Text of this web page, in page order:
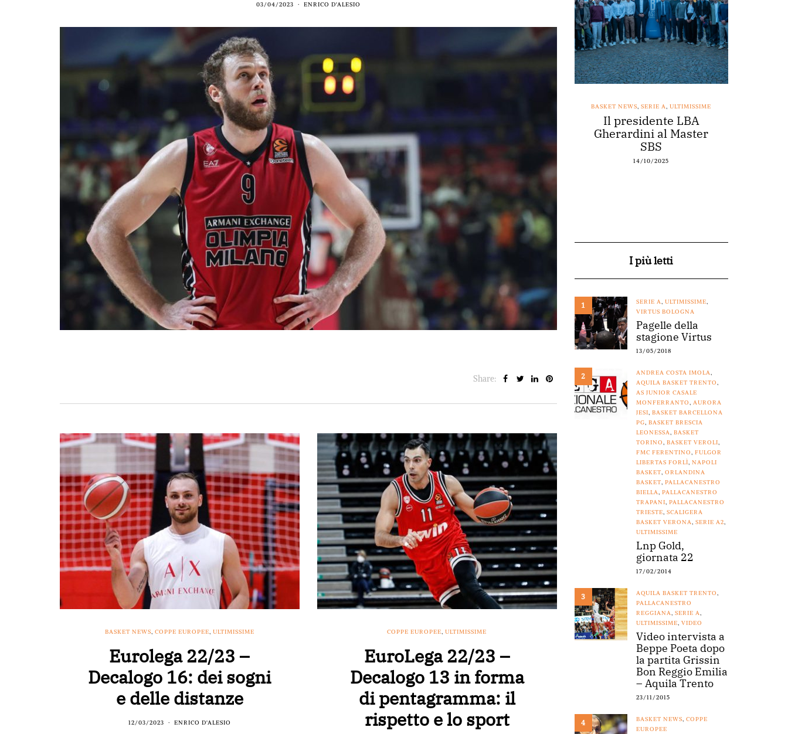
03/04/2023 ENRICO D'ALESIO
Share:
BASKET NEWS, COPPE EUROPEE, ULTIMISSIME
Eurolega 22/23 –
Decalogo 16: dei sogni
e delle distanze
12/03/2023 ENRICO D'ALESIO
COPPE EUROPEE,ULTIMISSIME
EuroLega 22/23 –
Decalogo 13 in forma
di pentagramma: il
rispetto e lo sport
BENEDETTO XIV CENTO,
BERGAMO BASKET 2014,FORLÌ
PALLACANESTRO 2.015
FORTITUDO BOLOGNA ,
NEW BASKET BRINDISI, PISTOIA BASKET
ROSETO
SCAFATI BASKET 1969,SCALIGERA
BASKET VERONA, SCANDONE AVELLINO,SERIE
,URANIA MILANO, VUELLE PESARO
Serie A2, le protagoniste
della stagione 2025-26
08/08/2025
Valencia arriva «The
Eye»
14/07/2025
Piazza Paci a canestro
con un’opera d’arte a
cielo aperto
17/06/2026
BASKET NEWS,SERIE A,ULTIMISSIME
Il presidente LBA
Gherardini al Master
SBS
14/10/2025
I più letti
1 SERIE A, ULTIMISSIME,
VIRTUS BOLOGNA
Pagelle della
stagione Virtus
13/05/2018
2 ANDREA COSTA IMOLA,
AQUILA BASKET TRENTO,
AS JUNIOR CASALE
MONFERRANTO, AURORA
JESI, BASKET BARCELLONA
PG, BASKET BRESCIA
LEONESSA, BASKET
TORINO, BASKET VEROLI,
FMC FERENTINO, FULGOR
LIBERTAS FORLÌ, NAPOLI
BASKET, ORLANDINA
BASKET, PALLACANESTRO
BIELLA, PALLACANESTRO
TRAPANI, PALLACANESTRO
TRIESTE, SCALIGERA
BASKET VERONA, SERIE A2,
ULTIMISSIME
Lnp Gold,
giornata 22
17/02/2014
3 AQUILA BASKET TRENTO,
PALLACANESTRO
REGGIANA, SERIE A,
ULTIMISSIME, VIDEO
Video intervista a
Beppe Poeta dopo
la partita Grissin
Bon Reggio Emilia
– Aquila Trento
23/11/2015
4 BASKET NEWS, COPPE
EUROPEE